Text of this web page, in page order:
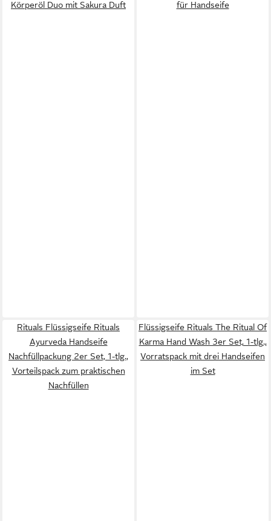
Körperöl Duo mit Sakura Duft
für Handseife
Rituals Flüssigseife Rituals
Ayurveda Handseife
Nachfüllpackung 2er Set, 1-tlg.,
Vorteilspack zum praktischen
Nachfüllen
Flüssigseife Rituals The Ritual Of
Karma Hand Wash 3er Set, 1-tlg.,
Vorratspack mit drei Handseifen
im Set